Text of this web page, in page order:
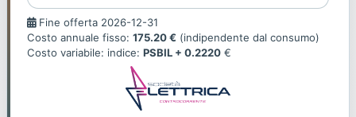
Fine
offerta
Fine offerta 2026-12-31
Costo annuale fisso: 175.20 € (indipendente dal consumo)
Costo variabile: indice: PSBIL + 0.2220 €